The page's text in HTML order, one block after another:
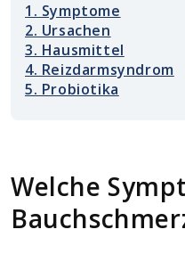
1. Symptome
2. Ursachen
3. Hausmittel
4. Reizdarmsyndrom
5. Probiotika
Welche